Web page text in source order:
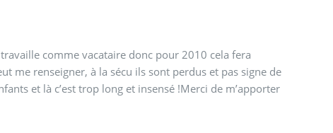
comme vacataire donc pour 2010 cela fera
me renseigner, à la sécu ils sont perdus et pas signe de
et là c’est trop long et insensé !Merci de m’apporter